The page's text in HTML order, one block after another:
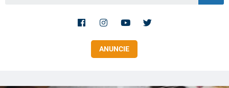
ANUNCIE